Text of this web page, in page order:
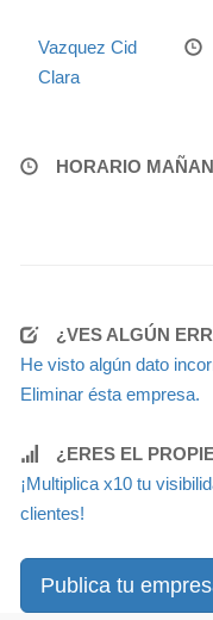
Vazquez Cid
Clara
HORARIO
¿VES ALGÚN
He visto algún dato
Eliminar ésta empresa.
¿ERES EL
¡Multiplica x10 tu
clientes!
Publica tu